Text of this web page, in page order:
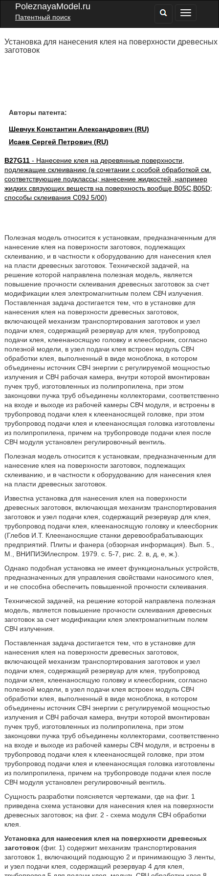
PoleznayaModel.ru
Патентный поиск
Установка для нанесения клея на поверхности древесных
заготовок
Авторы патента:
Шевчук Константин Александрович (RU)
Исаев Сергей Петрович (RU)
B27G11- Нанесение клея на деревянные поверхности,
подлежащие склеиванию (в сочетании с особой обработкой см.
соответствующие подклассы; нанесение жидкостей, например
жидких связующих веществ на поверхность вообще B05C,B05D;
способы склеивания C09J 5/00)
Полезная модель относится к установкам, предназначенным для
нанесение клея на поверхности заготовок, подлежащих
склеиванию, и в частности к оборудованию для нанесения клея
на пласти древесных заготовок. Технической задачей, на
решение которой направлена полезная модель, является
повышение прочности склеивания древесных заготовок за счет
модификации клея электромагнитным полем СВЧ излучения.
Поставленная задача достигается тем, что в установке для
нанесения клея на поверхности древесных заготовок,
включающей механизм транспортирования заготовок и узел
подачи клея, содержащий резервуар для клея, трубопровод
подачи клея, клеенаносящую головку и клеесборник, согласно
полезной модели, в узел подачи клея встроен модуль СВЧ
обработки клея, выполненный в виде моноблока, в котором
объединены источник СВЧ энергии с регулируемой мощностью
излучения и СВЧ рабочая камера, внутри которой вмонтирован
пучек труб, изготовленных из полипропилена, при этом
законцовки пучка труб объединены коллекторами, соответственно
на входе и выходе из рабочей камеры СВЧ модуля, и встроены в
трубопровод подачи клея к клеенаносящей головке, при этом
трубопровод подачи клея и клеенаносящая головка изготовлены
из полипропилена, причем на трубопроводе подачи клея после
СВЧ модуля установлен регулировочный вентиль.
Полезная модель относится к установкам, предназначенным для
нанесение клея на поверхности заготовок, подлежащих
склеиванию, и в частности к оборудованию для нанесения клея
на пласти древесных заготовок.
Известна установка для нанесения клея на поверхности
древесных заготовок, включающая механизм транспортирования
заготовок и узел подачи клея, содержащий резервуар для клея,
трубопровод подачи клея, клеенаносящую головку и клеесборник
(Глебов И.Т. Клеенаносящие станки деревообрабатывающих
предприятий. Плиты и фанера (обзорная информация). Вып. 5.,
М., ВНИПИЭИлеспром. 1979. с. 5-7, рис. 2. в, д, е, ж.).
Однако подобная установка не имеет функциональных устройств,
предназначенных для управления свойствами наносимого клея,
и не способна обеспечить повышенной прочности склеивания.
Технической задачей, на решение которой направлена полезная
модель, является повышение прочности склеивания древесных
заготовок за счет модификации клея электромагнитным полем
СВЧ излучения.
Поставленная задача достигается тем, что в установке для
нанесения клея на поверхности древесных заготовок,
включающей механизм транспортирования заготовок и узел
подачи клея, содержащий резервуар для клея, трубопровод
подачи клея, клеенаносящую головку и клеесборник, согласно
полезной модели, в узел подачи клея встроен модуль СВЧ
обработки клея, выполненный в виде моноблока, в котором
объединены источник СВЧ энергии с регулируемой мощностью
излучения и СВЧ рабочая камера, внутри которой вмонтирован
пучек труб, изготовленных из полипропилена, при этом
законцовки пучка труб объединены коллекторами, соответственно
на входе и выходе из рабочей камеры СВЧ модуля, и встроены в
трубопровод подачи клея к клеенаносящей головке, при этом
трубопровод подачи клея и клеенаносящая головка изготовлены
из полипропилена, причем на трубопроводе подачи клея после
СВЧ модуля установлен регулировочный вентиль.
Сущность разработки поясняется чертежами, где на фиг. 1
приведена схема установки для нанесения клея на поверхности
древесных заготовок; на фиг. 2 - схема модуля СВЧ обработки
клея.
Установка для нанесения клея на поверхности древесных
заготовок(фиг. 1) содержит механизм транспортирования
заготовок 1, включающий подающую 2 и принимающую 3 ленты,
и узел подачи клея, содержащий резервуар 4 для клея,